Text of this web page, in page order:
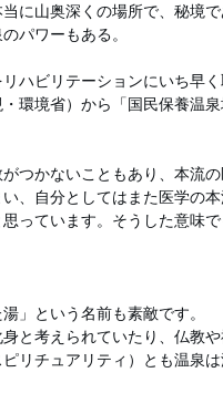
に山奥深くの場所で、秘境
パワーもある。
ハビリテーションにいち早
環境省）から「国民保養温
つかないこともあり、本流
、自分としてはまた医学の
っています。そうした意味
」という名前も素敵です。
と考えられていたり、仏教
リチュアリティ）とも温泉